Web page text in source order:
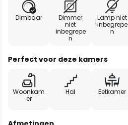
Dimbaar
Dimmer
niet
inbegrepe
n
Lamp niet
inbegrepe
n
Perfect voor deze kamers
Woonkam
er
Hal Eetkamer